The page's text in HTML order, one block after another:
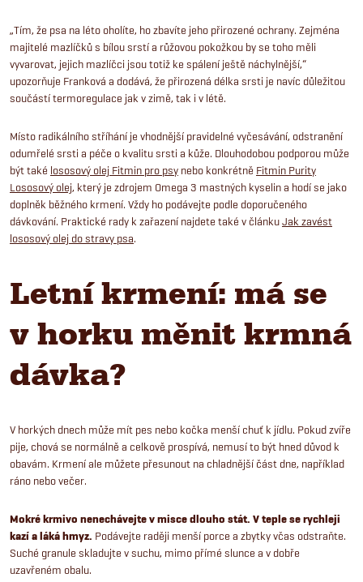
„Tím, že psa na léto oholíte, ho zbavíte jeho přirozené ochrany. Zejména
majitelé mazlíčků s bílou srstí a růžovou pokožkou by se toho měli
vyvarovat, jejich mazlíčci jsou totiž ke spálení ještě náchylnější,“
upozorňuje Franková a dodává, že přirozená délka srsti je navíc důležitou
součástí termoregulace jak v zimě, tak i v létě.
Místo radikálního stříhání je vhodnější pravidelné vyčesávání, odstranění
odumřelé srsti a péče o kvalitu srsti a kůže. Dlouhodobou podporou může
být také lososový olej Fitmin pro psy nebo konkrétně Fitmin Purity
Lososový olej, který je zdrojem Omega 3 mastných kyselin a hodí se jako
doplněk běžného krmení. Vždy ho podávejte podle doporučeného
dávkování. Praktické rady k zařazení najdete také v článkuJak zavést
lososový olej do stravy psa.
Letní krmení: má se
v horku měnit krmná
dávka?
V horkých dnech může mít pes nebo kočka menší chuť k jídlu. Pokud zvíře
pije, chová se normálně a celkově prospívá, nemusí to být hned důvod k
obavám. Krmení ale můžete přesunout na chladnější část dne, například
ráno nebo večer.
Mokré krmivo nenechávejte v misce dlouho stát. V teple se rychleji
kazí a láká hmyz. Podávejte raději menší porce a zbytky včas odstraňte.
Suché granule skladujte v suchu, mimo přímé slunce a v dobře
uzavřeném obalu.